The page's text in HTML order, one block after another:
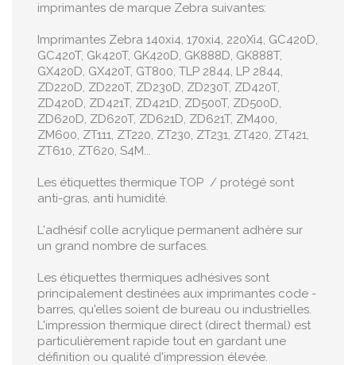
imprimantes de marque Zebra suivantes:
Imprimantes Zebra 140xi4, 170xi4, 220Xi4, GC420D,
GC420T, Gk420T, GK420D, GK888D, GK888T,
GX420D, GX420T, GT800, TLP 2844, LP 2844,
ZD220D, ZD220T, ZD230D, ZD230T, ZD420T,
ZD420D, ZD421T, ZD421D, ZD500T, ZD500D,
ZD620D, ZD620T, ZD621D, ZD621T, ZM400,
ZM600, ZT111, ZT220, ZT230, ZT231, ZT420, ZT421,
ZT610, ZT620, S4M...
Les étiquettes thermique TOP / protégé sont
anti-gras, anti humidité.
L'adhésif colle acrylique permanent adhère sur
un grand nombre de surfaces.
Les étiquettes thermiques adhésives sont
principalement destinées aux imprimantes code -
barres, qu'elles soient de bureau ou industrielles.
L'impression thermique direct (direct thermal) est
particulièrement rapide tout en gardant une
définition ou qualité d'impression élevée.